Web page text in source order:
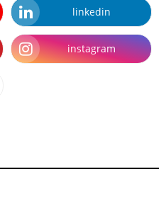
linkedin
instagram